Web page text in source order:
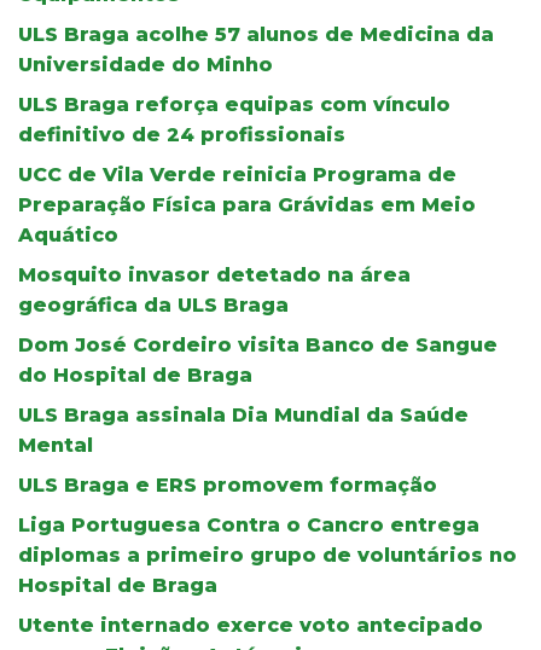
ULS Braga acolhe 57 alunos de Medicina da
Universidade do Minho
ULS Braga reforça equipas com vínculo
definitivo de 24 profissionais
UCC de Vila Verde reinicia Programa de
Preparação Física para Grávidas em Meio
Aquático
Mosquito invasor detetado na área
geográfica da ULS Braga
Dom José Cordeiro visita Banco de Sangue
do Hospital de Braga
ULS Braga assinala Dia Mundial da Saúde
Mental
ULS Braga e ERS promovem formação
Liga Portuguesa Contra o Cancro entrega
diplomas a primeiro grupo de voluntários no
Hospital de Braga
Utente internado exerce voto antecipado